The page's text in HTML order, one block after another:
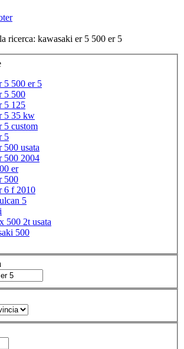
ricerca: kawasaki er 5 500 er 5
5 500 er 5
5 500
5 125
5 35 kw
5 custom
5
500 usata
500 2004
er
500
6 f 2010
5
500 2t usata
500